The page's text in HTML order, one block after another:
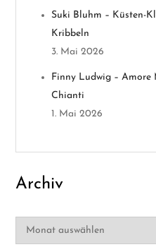
t
o
Suki Bluhm – Küsten-
Kribbeln
3. Mai 2026
Finny Ludwig – Amore
Chianti
1. Mai 2026
Archiv
Archiv